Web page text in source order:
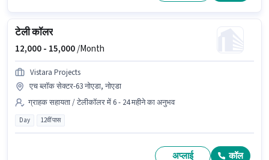
टेली कॉलर
12,000 - 15,000/Month
Vistara Projects
एच ब्लॉक सेक्टर-63 नोएडा, नोएडा
ग्राहक सहायता / टेलीकॉलर में 6 - 24 महीने का अनुभव
Day 12वीं पास
अप्लाई कॉल